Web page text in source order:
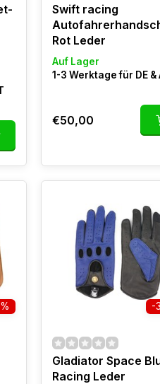
Swift racing
Rot Leder
Auf Lager
1-3 Werktage für DE &
€50,00
-
Gladiator Space
Racing Leder